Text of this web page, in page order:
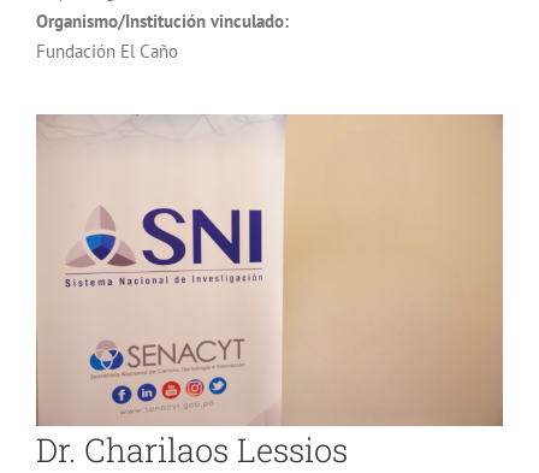
Organismo/Institución vinculado:
Fundación El Caño
Dr. Charilaos Lessios